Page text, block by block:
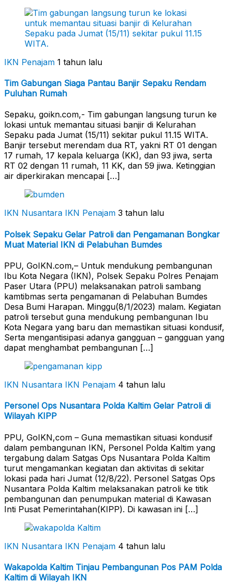
IKN Penajam 1 tahun lalu
Tim Gabungan Siaga Pantau Banjir Sepaku Rendam
Puluhan Rumah
Sepaku, goikn.com,- Tim gabungan langsung turun ke
lokasi untuk memantau situasi banjir di Kelurahan
Sepaku pada Jumat (15/11) sekitar pukul 11.15 WITA.
Banjir tersebut merendam dua RT, yakni RT 01 dengan
17 rumah, 17 kepala keluarga (KK), dan 93 jiwa, serta
RT 02 dengan 11 rumah, 11 KK, dan 59 jiwa. Ketinggian
air diperkirakan mencapai […]
IKN Nusantara IKN Penajam 3 tahun lalu
Polsek Sepaku Gelar Patroli dan Pengamanan Bongkar
Muat Material IKN di Pelabuhan Bumdes
PPU, GoIKN.com,– Untuk mendukung pembangunan
Ibu Kota Negara (IKN), Polsek Sepaku Polres Penajam
Paser Utara (PPU) melaksanakan patroli sambang
kamtibmas serta pengamanan di Pelabuhan Bumdes
Desa Bumi Harapan. Minggu(8/1/2023) malam. Kegiatan
patroli tersebut guna mendukung pembangunan Ibu
Kota Negara yang baru dan memastikan situasi kondusif,
Serta mengantisipasi adanya gangguan – gangguan yang
dapat menghambat pembangunan […]
IKN Nusantara IKN Penajam 4 tahun lalu
Personel Ops Nusantara Polda Kaltim Gelar Patroli di
Wilayah KIPP
PPU, GoIKN,com – Guna memastikan situasi kondusif
dalam pembangunan IKN, Personel Polda Kaltim yang
tergabung dalam Satgas Ops Nusantara Polda Kaltim
turut mengamankan kegiatan dan aktivitas di sekitar
lokasi pada hari Jumat (12/8/22). Personel Satgas Ops
Nusantara Polda Kaltim melaksanakan patroli ke titik
pembangunan dan penumpukan material di Kawasan
Inti Pusat Pemerintahan(KIPP). Di kawasan ini […]
IKN Nusantara IKN Penajam 4 tahun lalu
Wakapolda Kaltim Tinjau Pembangunan Pos PAM Polda
Kaltim di Wilayah IKN